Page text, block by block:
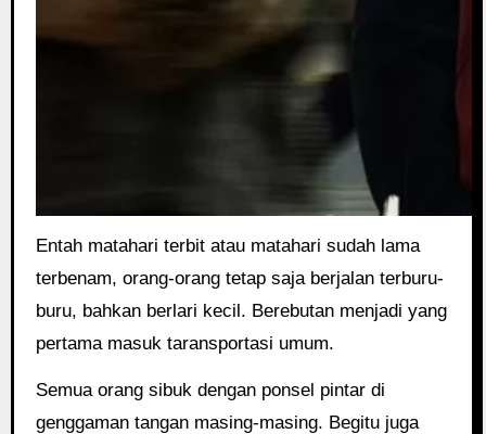
Entah matahari terbit atau matahari sudah lama
terbenam, orang-orang tetap saja berjalan terburu-
buru, bahkan berlari kecil. Berebutan menjadi yang
pertama masuk taransportasi umum.
Semua orang sibuk dengan ponsel pintar di
genggaman tangan masing-masing. Begitu juga